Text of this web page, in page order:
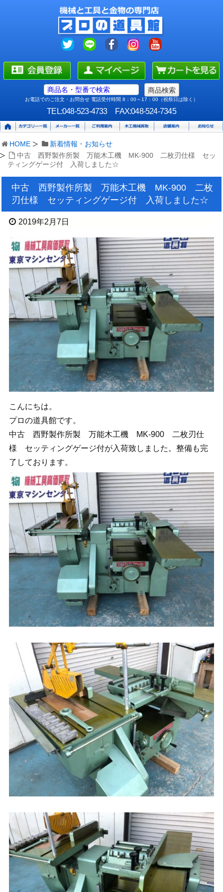
お電話でのご注文・お問合せ 電話受付時間 8：00～17：00（祝祭日は除く）
TEL:048-523-4733 FAX:048-524-7345
HOME
新着情報・お知らせ
中古 西野製作所製 万能木工機 MK-900 二枚刃仕様 セッ
ティングゲージ付 入荷しました☆
中古 西野製作所製 万能木工機 MK-900 二枚
刃仕様 セッティングゲージ付 入荷しました☆
2019年2月7日
こんにちは。
プロの道具館です。
中古 西野製作所製 万能木工機 MK-900 二枚刃仕
様 セッティングゲージ付が入荷致しました。整備も完
了しております。